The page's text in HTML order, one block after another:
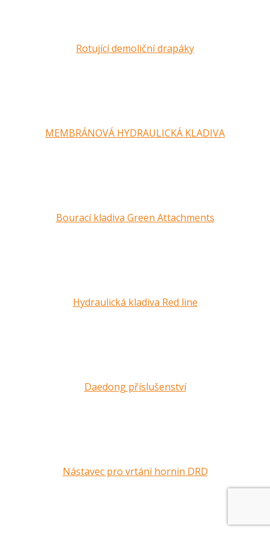
Rotující demoliční drapáky
MEMBRÁNOVÁ HYDRAULICKÁ KLADIVA
Bourací kladiva Green Attachments
Hydraulická kladiva Red line
Daedong příslušenství
Nástavec pro vrtání hornin DRD